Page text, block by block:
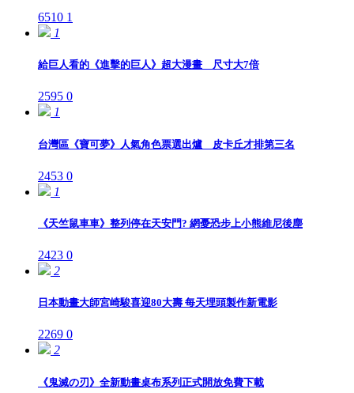
6510 1
1
給巨人看的《進擊的巨人》超大漫畫 尺寸大7倍
2595 0
1
台灣區《寶可夢》人氣角色票選出爐 皮卡丘才排第三名
2453 0
1
《天竺鼠車車》整列停在天安門? 網憂恐步上小熊維尼後塵
2423 0
2
日本動畫大師宮崎駿喜迎80大壽 每天埋頭製作新電影
2269 0
2
《鬼滅の刃》全新動畫桌布系列正式開放免費下載